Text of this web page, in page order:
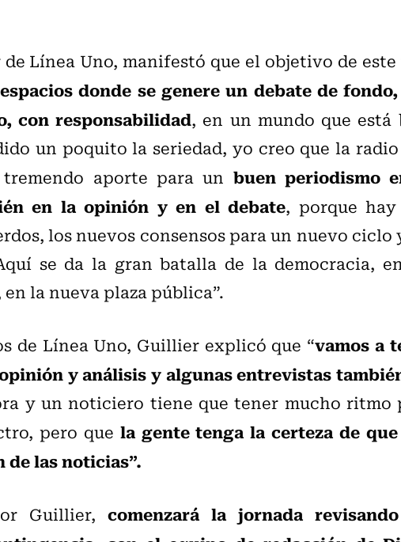
Línea Uno, manifestó que el objetivo de
donde se genere un debate de
con responsabilidad, en un mundo que está
un poquito la seriedad, yo creo que la
aporte para un buen periodismo
en la opinión y en el debate, porque hay
los nuevos consensos para un nuevo ciclo
se da la gran batalla de la democracia,
la nueva plaza pública”.
de Línea Uno, Guillier explicó que “vamos a
y análisis y algunas entrevistas
y un noticiero tiene que tener mucho ritmo
pero que la gente tenga la certeza de
de las noticias”.
Guillier, comenzará la jornada